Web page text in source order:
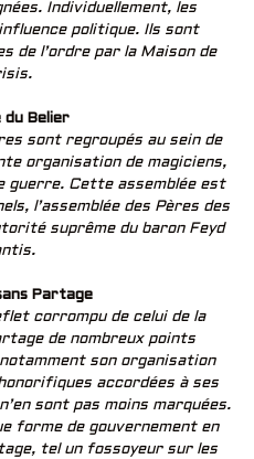
Individuellement, les
politique. Ils sont
de l’ordre par la Maison de
du Belier
sont regroupés au sein de
organisation de magiciens,
guerre. Cette assemblée est
l’assemblée des Pères des
suprême du baron Feyd
Partage
corrompu de celui de la
de nombreux points
son organisation
accordées à ses
sont pas moins marquées.
forme de gouvernement en
tel un fossoyeur sur les